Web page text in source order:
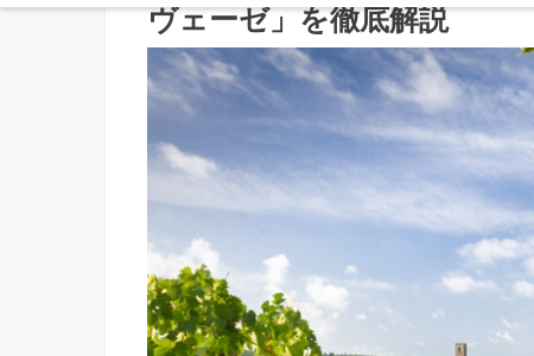
ヴェーゼ」を徹底解説